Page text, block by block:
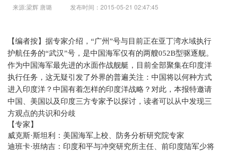
来源:梁辉 唐璐 发布时间：2015-05-21 02:47:45
【编者按】据专家介绍，“广州”号与目前正在亚丁湾水域执行
护航任务的“武汉”号，是中国海军仅有的两艘052B型驱逐舰。
作为中国海军最先进的水面作战舰艇，目前全部聚集在印度洋
执行任务，这无疑引发了外界的普遍关注：中国将以何种方式
进入印度洋？中国有着怎样的印度洋战略？对此，本报特邀请
中国、美国以及印度三方专家予以探讨，读者可以从中发现三
方观点的共识和分歧
【专家】
威克斯·斯坦利：美国海军上校、防务分析研究院专家
迪班卡·班纳吉：印度和平与冲突研究所主任、前印度陆军少将